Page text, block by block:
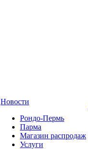
Новости
Рондо-Пермь
Парма
Магазин распродаж
Услуги